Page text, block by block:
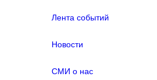
Лента событий
Новости
СМИ о нас